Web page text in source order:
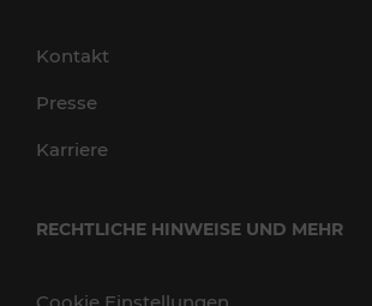
Kontakt
Presse
Karriere
RECHTLICHE HINWEISE UND MEHR